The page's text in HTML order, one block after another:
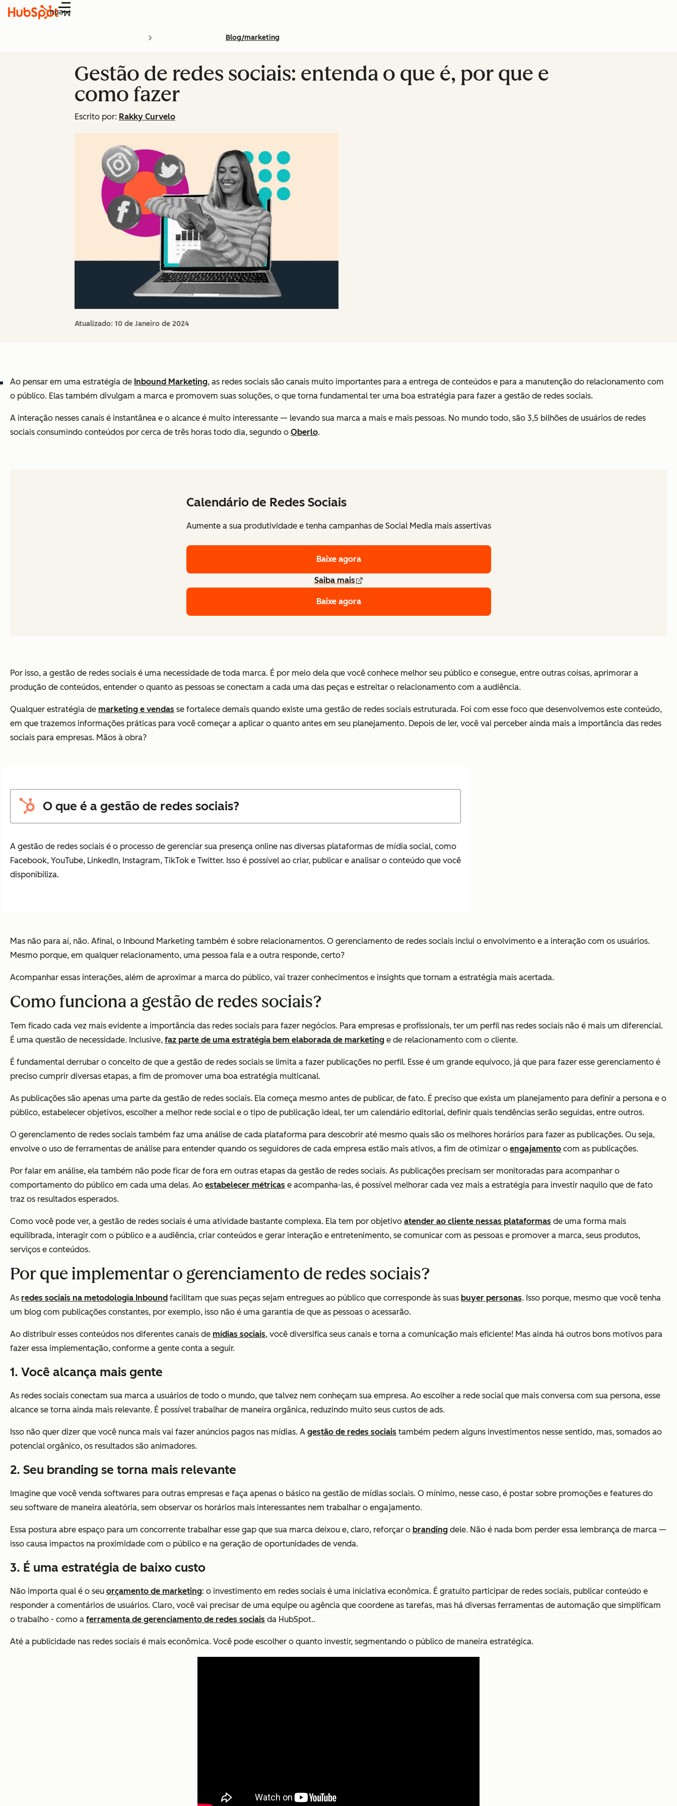
Menu
Blog/marketing
Gestão de redes sociais: entenda o que é, por que e
como fazer
Escrito por: Rakky Curvelo
Atualizado: 10 de Janeiro de 2024
Ao pensar em uma estratégia de Inbound Marketing, as redes sociais são canais muito importantes para a entrega de conteúdos e para a manutenção do relacionamento com
o público. Elas também divulgam a marca e promovem suas soluções, o que torna fundamental ter uma boa estratégia para fazer a gestão de redes sociais.
A interação nesses canais é instantânea e o alcance é muito interessante — levando sua marca a mais e mais pessoas. No mundo todo, são 3,5 bilhões de usuários de redes
sociais consumindo conteúdos por cerca de três horas todo dia, segundo o Oberlo.
Calendário de Redes Sociais
Aumente a sua produtividade e tenha campanhas de Social Media mais assertivas
Baixe agora
Saiba mais
Baixe agora
Por isso, a gestão de redes sociais é uma necessidade de toda marca. É por meio dela que você conhece melhor seu público e consegue, entre outras coisas, aprimorar a
produção de conteúdos, entender o quanto as pessoas se conectam a cada uma das peças e estreitar o relacionamento com a audiência.
Qualquer estratégia de marketing e vendas se fortalece demais quando existe uma gestão de redes sociais estruturada. Foi com esse foco que desenvolvemos este conteúdo,
em que trazemos informações práticas para você começar a aplicar o quanto antes em seu planejamento. Depois de ler, você vai perceber ainda mais a importância das redes
sociais para empresas. Mãos à obra?
O que é a gestão de redes sociais?
A gestão de redes sociais é o processo de gerenciar sua presença online nas diversas plataformas de mídia social, como
Facebook, YouTube, LinkedIn, Instagram, TikTok e Twitter. Isso é possível ao criar, publicar e analisar o conteúdo que você
disponibiliza.
Mas não para aí, não. Afinal, o Inbound Marketing também é sobre relacionamentos. O gerenciamento de redes sociais inclui o envolvimento e a interação com os usuários.
Mesmo porque, em qualquer relacionamento, uma pessoa fala e a outra responde, certo?
Acompanhar essas interações, além de aproximar a marca do público, vai trazer conhecimentos e insights que tornam a estratégia mais acertada.
Como funciona a gestão de redes sociais?
Tem ficado cada vez mais evidente a importância das redes sociais para fazer negócios. Para empresas e profissionais, ter um perfil nas redes sociais não é mais um diferencial.
É uma questão de necessidade. Inclusive, faz parte de uma estratégia bem elaborada de marketing e de relacionamento com o cliente.
É fundamental derrubar o conceito de que a gestão de redes sociais se limita a fazer publicações no perfil. Esse é um grande equívoco, já que para fazer esse gerenciamento é
preciso cumprir diversas etapas, a fim de promover uma boa estratégia multicanal.
As publicações são apenas uma parte da gestão de redes sociais. Ela começa mesmo antes de publicar, de fato. É preciso que exista um planejamento para definir a persona e o
público, estabelecer objetivos, escolher a melhor rede social e o tipo de publicação ideal, ter um calendário editorial, definir quais tendências serão seguidas, entre outros.
O gerenciamento de redes sociais também faz uma análise de cada plataforma para descobrir até mesmo quais são os melhores horários para fazer as publicações. Ou seja,
envolve o uso de ferramentas de análise para entender quando os seguidores de cada empresa estão mais ativos, a fim de otimizar o engajamento com as publicações.
Por falar em análise, ela também não pode ficar de fora em outras etapas da gestão de redes sociais. As publicações precisam ser monitoradas para acompanhar o
comportamento do público em cada uma delas. Ao estabelecer métricas e acompanha-las, é possível melhorar cada vez mais a estratégia para investir naquilo que de fato
traz os resultados esperados.
Como você pode ver, a gestão de redes sociais é uma atividade bastante complexa. Ela tem por objetivo atender ao cliente nessas plataformas de uma forma mais
equilibrada, interagir com o público e a audiência, criar conteúdos e gerar interação e entretenimento, se comunicar com as pessoas e promover a marca, seus produtos,
serviços e conteúdos.
Por que implementar o gerenciamento de redes sociais?
As redes sociais na metodologia Inbound facilitam que suas peças sejam entregues ao público que corresponde às suas buyer personas. Isso porque, mesmo que você tenha
um blog com publicações constantes, por exemplo, isso não é uma garantia de que as pessoas o acessarão.
Ao distribuir esses conteúdos nos diferentes canais de mídias sociais, você diversifica seus canais e torna a comunicação mais eficiente! Mas ainda há outros bons motivos para
fazer essa implementação, conforme a gente conta a seguir.
1. Você alcança mais gente
As redes sociais conectam sua marca a usuários de todo o mundo, que talvez nem conheçam sua empresa. Ao escolher a rede social que mais conversa com sua persona, esse
alcance se torna ainda mais relevante. É possível trabalhar de maneira orgânica, reduzindo muito seus custos de ads.
Isso não quer dizer que você nunca mais vai fazer anúncios pagos nas mídias. A gestão de redes sociais também pedem alguns investimentos nesse sentido, mas, somados ao
potencial orgânico, os resultados são animadores.
2. Seu branding se torna mais relevante
Imagine que você venda softwares para outras empresas e faça apenas o básico na gestão de mídias sociais. O mínimo, nesse caso, é postar sobre promoções e features do
seu software de maneira aleatória, sem observar os horários mais interessantes nem trabalhar o engajamento.
Essa postura abre espaço para um concorrente trabalhar esse gap que sua marca deixou e, claro, reforçar o branding dele. Não é nada bom perder essa lembrança de marca —
isso causa impactos na proximidade com o público e na geração de oportunidades de venda.
3. É uma estratégia de baixo custo
Não importa qual é o seu orçamento de marketing: o investimento em redes sociais é uma iniciativa econômica. É gratuito participar de redes sociais, publicar conteúdo e
responder a comentários de usuários. Claro, você vai precisar de uma equipe ou agência que coordene as tarefas, mas há diversas ferramentas de automação que simplificam
o trabalho - como a ferramenta de gerenciamento de redes sociais da HubSpot..
Até a publicidade nas redes sociais é mais econômica. Você pode escolher o quanto investir, segmentando o público de maneira estratégica.